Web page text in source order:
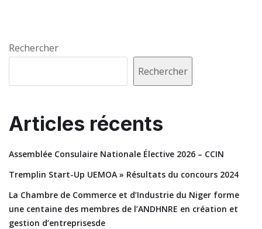
Rechercher
Rechercher
Articles récents
Assemblée Consulaire Nationale Élective 2026 – CCIN
Tremplin Start-Up UEMOA » Résultats du concours 2024
La Chambre de Commerce et d’Industrie du Niger forme
une centaine des membres de l’ANDHNRE en création et
gestion d’entreprisesde